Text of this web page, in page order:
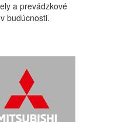
a prevádzkové
budúcnosti.